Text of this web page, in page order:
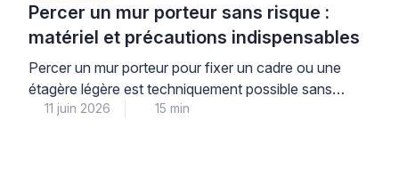
Percer un mur porteur sans risque :
matériel et précautions indispensables
Percer un mur porteur pour fixer un cadre ou une
étagère légère est techniquement possible sans
risque structurel, à condition de respecter
11 juin 2026 15 min